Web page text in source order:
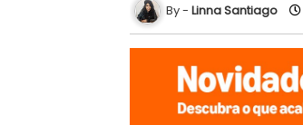
Linna Santiago